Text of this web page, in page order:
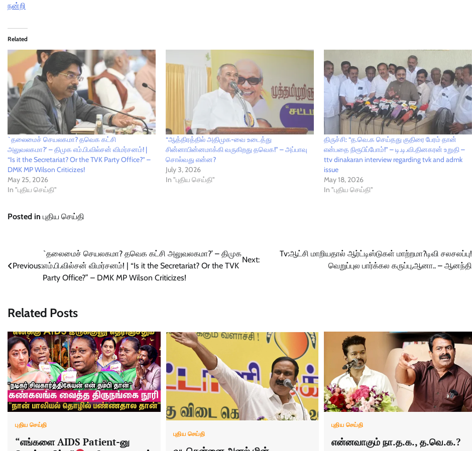
நன்றி
Related
`தலைமைச் செயலகமா? தவெக கட்சி
அலுவலகமா?’ – திமுக எம்.பி.வில்சன் விமர்சனம்! |
“Is it the Secretariat? Or the TVK Party Office?” –
DMK MP Wilson Criticizes!
May 25, 2026
In "புதிய செய்தி"
“ஆத்திரத்தில் அதிமுக-வை உடைத்து
சின்னாபின்னமாக்கி வருகிறது தவெக!" – அப்பாவு
சொல்வது என்ன?
July 3, 2026
In "புதிய செய்தி"
திருச்சி: “த.வெ.க செய்தது குதிரை பேரம் தான்
என்பதை நிரூபிப்போம்!” – டி.டி.வி.தினகரன் உறுதி –
ttv dinakaran interview regarding tvk and admk
issue
May 18, 2026
In "புதிய செய்தி"
Posted in புதிய செய்தி
navigation
Previous:
`தலைமைச் செயலகமா? தவெக கட்சி அலுவலகமா?’ – திமுக
எம்.பி.வில்சன் விமர்சனம்! | “Is it the Secretariat? Or the TVK
Party Office?” – DMK MP Wilson Criticizes!
Next:
Tv:ஆட்சி மாறிய‌தால் ஆர்ட்டிஸ்டுகள் மாற்றமா?டிவி சலசலப்பு!
வெறுப்புல பார்க்கல கருப்பு,ஆனா.. – ஆனந்தி
Related Posts
புதிய செய்தி
“எங்களை AIDS Patient-னு
புதிய செய்தி
புதிய செய்தி
என்னவாகும் நா.த.க., த.வெ.க.?